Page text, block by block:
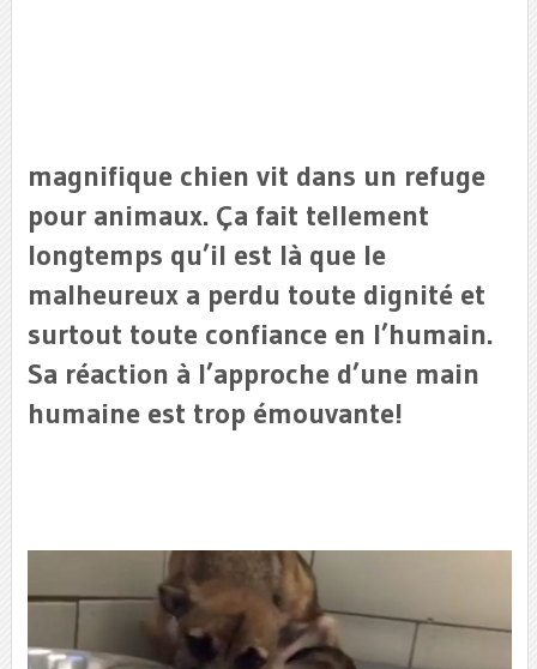
magnifique chien vit dans un refuge
pour animaux. Ça fait tellement
longtemps qu’il est là que le
malheureux a perdu toute dignité et
surtout toute confiance en l’humain.
Sa réaction à l’approche d’une main
humaine est trop émouvante!